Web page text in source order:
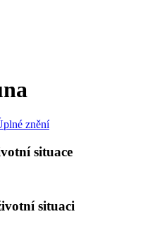
znění
situace
situaci